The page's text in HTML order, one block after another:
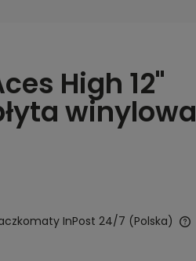
High 12"
winylowa
InPost 24/7 (Polska)